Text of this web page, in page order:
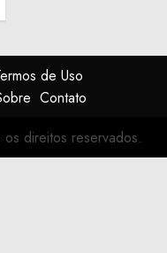
de Uso
Contato
os direitos reservados.